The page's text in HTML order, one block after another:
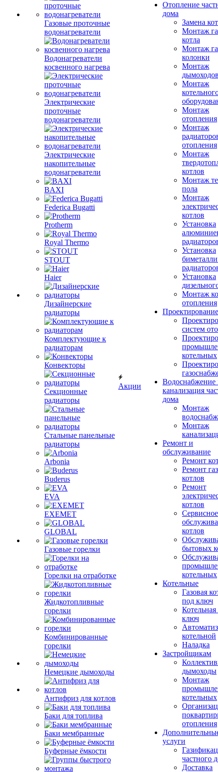
Газовые проточные
водонагреватели
Водонагреватели
косвенного нагрева
Электрические
проточные
водонагреватели
Электрические
накопительные
водонагреватели
BAXI
Federica Bugatti
Protherm
Royal Thermo
STOUT
Haier
Дизайнерские
радиаторы
Комплектующие к
радиаторам
Конвекторы
Секционные
радиаторы
Стальные панельные
радиаторы
Arbonia
Buderus
EVA
EXEMET
GLOBAL
Газовые горелки
Горелки на отработке
Жидкотопливные
горелки
Комбинированные
горелки
Немецкие дымоходы
Антифриз для котлов
Баки для топлива
Баки мембранные
Буферные ёмкости
Акции
Отопление
дома
Замена
Монтаж
котла
Монтаж
колонки
Монтаж
Монтаж
Монтаж
отопления
Монтаж
отопления
Монтаж
котлов
Монтаж
пола
Монтаж
котлов
Установка
Установка
Установка
Монтаж
отопления
Проектирование
систем
котельных
Водоснабжение
канализация
дома
Монтаж
Монтаж
Ремонт и
обслуживание
Ремонт
Ремонт
котлов
Ремонт
котлов
Сервисное
котлов
бытовых
котельных
Котельные
Газовая
под ключ
ключ
котельной
Наладка
Застройщикам
дымоходы
Монтаж
котельных
отопления
услуги
частного
Доставка